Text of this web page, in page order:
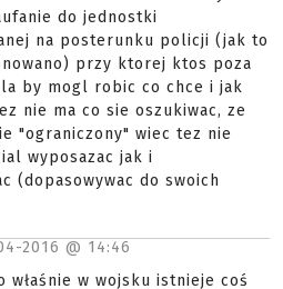
do jednostki
na posterunku policji (jak to
przy ktorej ktos poza
by mogl robic co chce i jak
nie ma co sie oszukiwac, ze
"ograniczony" wiec tez nie
wyposazac jak i
(dopasowywac do swoich
2016 @ 14:46
właśnie w wojsku istnieje coś